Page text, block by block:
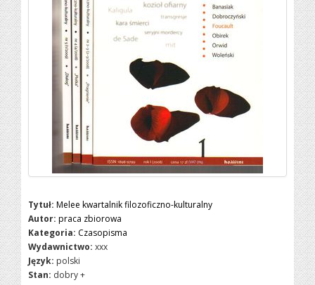
Tytuł: Melee kwartalnik filozoficzno-kulturalny
Autor: praca zbiorowa
Kategoria: Czasopisma
Wydawnictwo: xxx
Język: polski
Stan: dobry +